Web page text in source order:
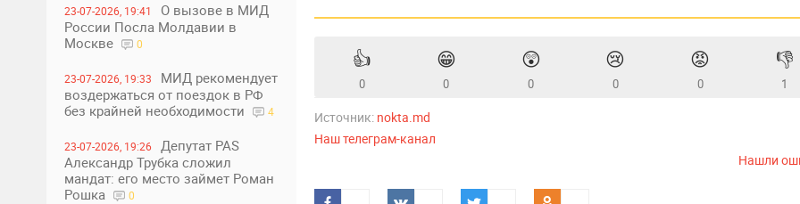
23-07-2026, 19:41
О вызове в МИД
России Посла Молдавии в
Москве
0
23-07-2026, 19:33
МИД рекомендует
воздержаться от поездок в РФ
без крайней необходимости
4
23-07-2026, 19:26
Депутат PAS
Александр Трубка сложил
мандат: его место займет Роман
Рошка
0
👍
0
😁
0
😲
0
😢
0
😡
0
👎
1
Источник: nokta.md
Наш телеграм-канал
Нашли